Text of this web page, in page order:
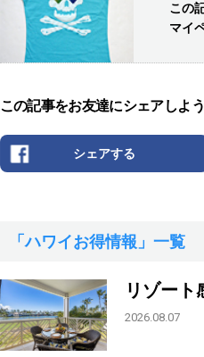
この
マイ
この記事をお友達にシェアしよう
シェアする
「ハワイお得情報」一覧
リゾート
2026.08.07